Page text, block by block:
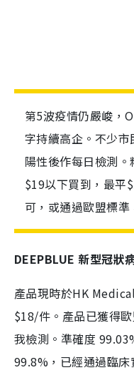
第5波疫情仍嚴峻，
字持續高企。不少
陽性後作每日檢測
$19以下買到，最平
可，或通過歐盟標準
DEEPBLUE 新型冠狀
產品現時於HK
$18/件。產品已獲得
我檢測。準確度
99.8%，已經通過臨